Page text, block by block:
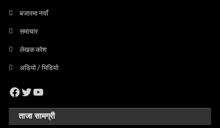
बजारमा नयाँ
समाचार
लेखक कोश
अडियो / भिडियो
Facebook
Twitter
YouTube
ताजा सामग्री